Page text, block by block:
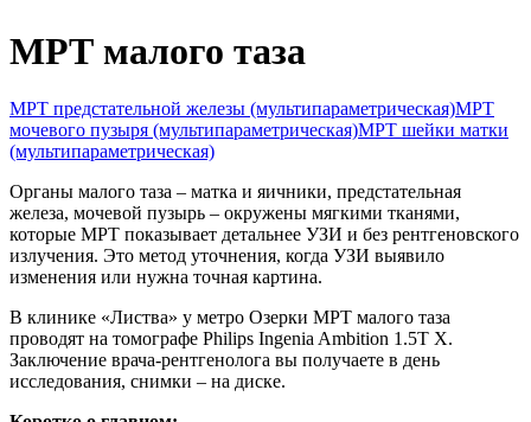
Маммология
Неврология
Оториноларингология (ЛОР)
Офтальмология
Ревматология
Спортивная медицина
Терапия
Травматология-ортопедия
Урология
Флебология
Хирургия
Эндокринология
МРТ малого таза
МРТ предстательной железы (мультипараметрическая)МРТ
мочевого пузыря (мультипараметрическая)МРТ шейки матки
(мультипараметрическая)
Органы малого таза – матка и яичники, предстательная
железа, мочевой пузырь – окружены мягкими тканями,
которые МРТ показывает детальнее УЗИ и без рентгеновского
излучения. Это метод уточнения, когда УЗИ выявило
изменения или нужна точная картина.
В клинике «Листва» у метро Озерки МРТ малого таза
проводят на томографе Philips Ingenia Ambition 1.5T X.
Заключение врача-рентгенолога вы получаете в день
исследования, снимки – на диске.